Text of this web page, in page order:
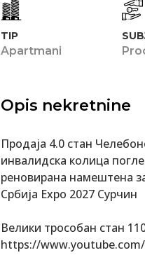
TIP
Apartmani
Opis nekretnine
Продаја 4.0 стан
инвалидска колица
реновирана намештена
Србија Еxpo 2027 Сурчин
Велики трособан стан
https://